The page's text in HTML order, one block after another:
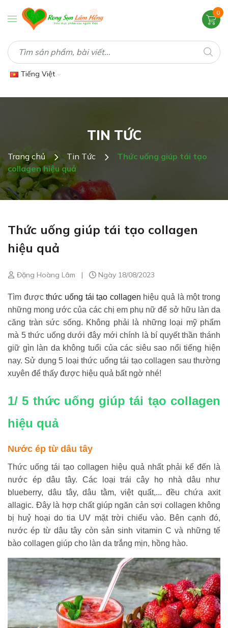
0
Tiếng Việt
TIN TỨC
Trang chủ Tin Tức
Thức uống giúp tái tạo
collagen hiệu quả
Thức uống giúp tái tạo collagen
hiệu quả
Đặng Hoàng Lâm | Ngày 18/08/2023
Tìm đượcthức uống tái tạo collagen hiệu quả là một trong
những mong ước của các chị em phụ nữ để sở hữu làn da
căng tràn sức sống. Không phải là những loại mỹ phẩm
mà 5 thức uống dưới đây mới chính là bí quyết thần thánh
giữ gìn làn da không tuổi của các siêu sao nổi tiếng hiện
nay. Sử dụng 5 loại thức uống tái tạo collagen sau thường
xuyên để thấy được hiệu quả bất ngờ nhé!
1/ 5 thức uống giúp tái tạo collagen
hiệu quả
Nước ép từ dâu tây
Thức uống tái tạo collagen hiệu quả nhất phải kể đến là
nước ép dâu tây. Các loại trái cây họ nhà dâu như
blueberry, dâu tây, dâu tằm, việt quất,... đều chứa axit
allagic. Đây là hợp chất giúp ngăn cản sợi collagen không
bị huỷ hoại do tia UV mặt trời chiếu vào. Bên cạnh đó,
nước ép từ dâu tây còn sản sinh vitamin C và những tế
bào collagen giúp cho làn da trắng mịn, hồng hào.